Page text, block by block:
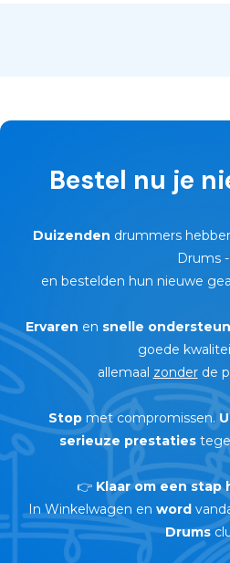
Bestel nu je
Duizenden drummers
Drums -
en bestelden hun nieuwe
Ervaren en snelle
goede
allemaal zonderde
Stop met compromissen.
serieuze prestaties
👉 Klaar om een stap
In Winkelwagen en word
Drums